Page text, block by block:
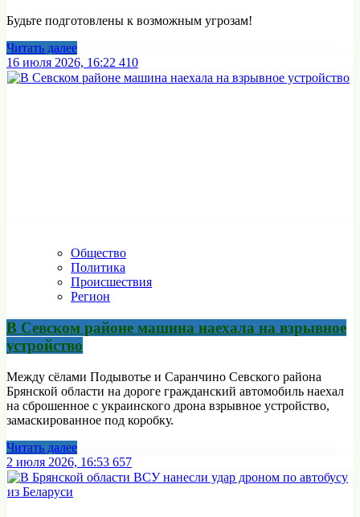
Будьте подготовлены к возможным угрозам!
Читать далее
16 июля 2026, 16:22 410
Общество
Политика
Происшествия
Регион
В Севском районе машина наехала на взрывное
устройство
Между сёлами Подывотье и Саранчино Севского района
Брянской области на дороге гражданский автомобиль наехал
на сброшенное с украинского дрона взрывное устройство,
замаскированное под коробку.
Читать далее
2 июля 2026, 16:53 657